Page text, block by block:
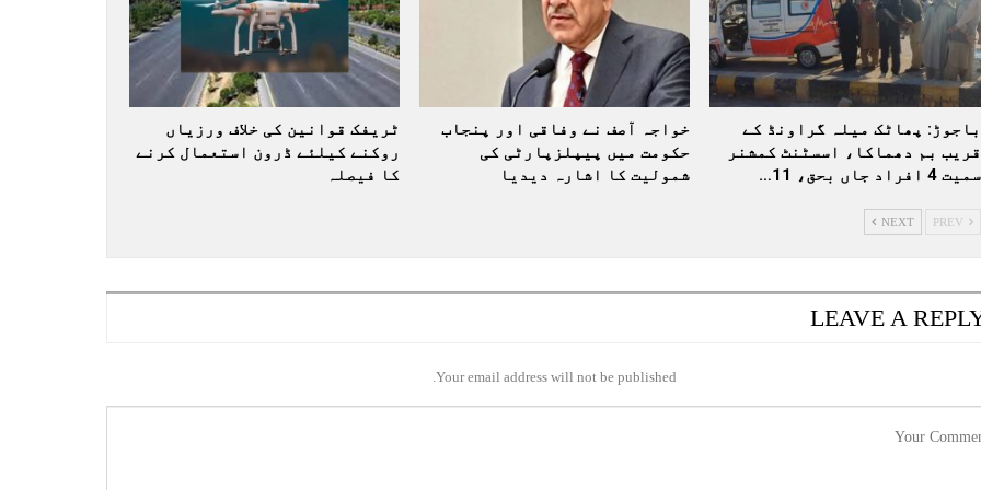
باجوڑ: پھاٹک میلہ گراونڈ کے
قریب بم دھماکا، اسسٹنٹ کمشنر
سمیت 4 افراد جاں بحق، 11…
خواجہ آصف نے وفاقی اور پنجاب
حکومت میں پیپلزپارٹی کی
شمولیت کا اشارہ دیدیا
ٹریفک قوانین کی خلاف ورزیاں
روکنے کیلئے ڈرون استعمال کرنے
کا فیصلہ
NEXT
LEAVE A
Your email address will not be published.